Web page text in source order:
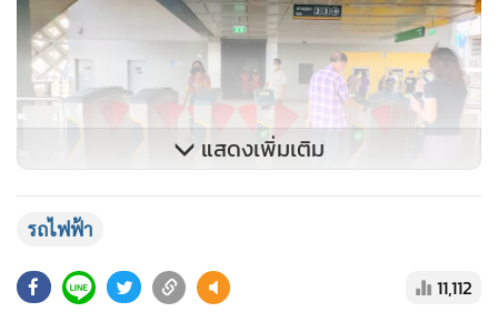
ภาพ : การรถไฟฟ้าขนส่งมวลชนแห่งประเทศไทย
แสดงเพิ่มเติม
รถไฟฟ้า
11,112